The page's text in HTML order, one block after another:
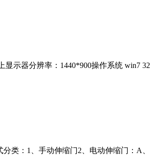
示器分辨率：1440*900操作系统 win7 32
类：1、手动伸缩门2、电动伸缩门：A、